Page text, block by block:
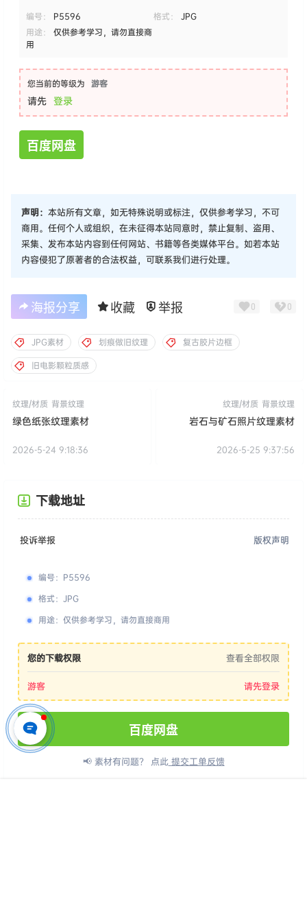
编号： P5596 格式：
JPG
用途：
仅供参考学习，请勿直接商
用
您当前的等级为 游客
请先 登录
百度网盘
声明： 本站所有文章，如无特殊说明或标注，仅供参考学习，不可
商用。任何个人或组织，在未征得本站同意时，禁止复制、盗用、
采集、发布本站内容到任何网站、书籍等各类媒体平台。如若本站
内容侵犯了原著者的合法权益，可联系我们进行处理。
海报分享 收藏 举报 0 0
JPG素材 划痕做旧纹理
复古胶片边框
旧电影颗粒质感
纹理/材质 背景纹理
绿色纸张纹理素材
2026-5-24 9:18:36
纹理/材质 背景纹理
岩石与矿石照片纹理素材
2026-5-25 9:37:56
下载地址
投诉举报 版权声明
编号： P5596
格式： JPG
用途： 仅供参考学习，请勿直接商用
您的下载权限 查看全部权限
游客 请先登录
百度网盘
📢 素材有问题？ 点此提交工单反馈